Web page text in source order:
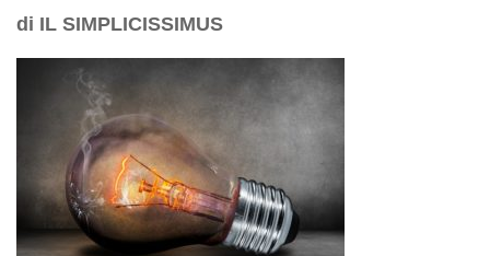
di IL SIMPLICISSIMUS